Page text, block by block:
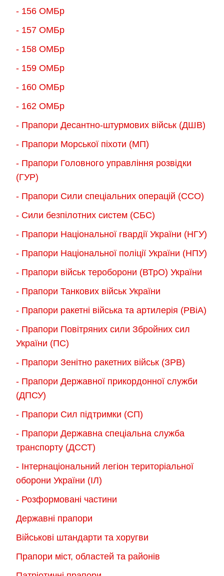
- 156 ОMБр
- 157 ОМБр
- 158 ОМБр
- 159 ОМБр
- 160 ОМБр
- 162 ОМБр
- Прапори Десантно-штурмових військ (ДШВ)
- Прапори Морської піхоти (МП)
- Прапори Головного управління розвідки
(ГУР)
- Прапори Сили спеціальних операцій (ССО)
- Сили безпілотних систем (СБС)
- Прапори Національної гвардії України (НГУ)
- Прапори Національної поліції України (НПУ)
- Прапори військ тероборони (ВТрО) України
- Прапори Танкових військ України
- Прапори ракетні війська та артилерія (РВіА)
- Прапори Повітряних сили Збройних сил
України (ПС)
- Прапори Зенітно ракетних військ (ЗРВ)
- Прапори Державної прикордонної служби
(ДПСУ)
- Прапори Сил підтримки (СП)
- Прапори Державна спеціальна служба
транспорту (ДССТ)
- Інтернаціональний легіон територіальної
оборони України (ІЛ)
- Розформовані частини
Державні прапори
Військові штандарти та хоругви
Прапори міст, областей та районів